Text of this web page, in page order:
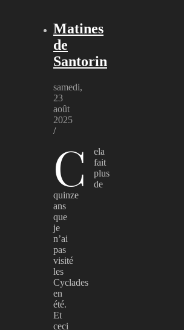
Matines
de
Santorin
samedi,
23
août
2025
/
C
ela
fait
plus
de
quinze
ans
que
je
n’ai
pas
visité
les
Cyclades
en
été.
Et
ceci